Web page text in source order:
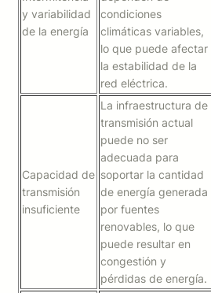
y variabilidad
de la energía
condiciones
climáticas variables,
lo que puede afectar
la estabilidad de la
red eléctrica.
Capacidad de
transmisión
insuficiente
La infraestructura de
transmisión actual
puede no ser
adecuada para
soportar la cantidad
de energía generada
por fuentes
renovables, lo que
puede resultar en
congestión y
pérdidas de energía.